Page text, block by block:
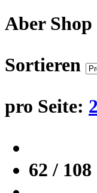
Aber
Sortieren
pro Seite:
62 / 108